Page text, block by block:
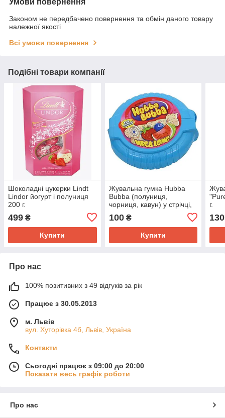
Умови повернення
Законом не передбачено повернення та обмін даного товару
належної якості
Всі умови повернення
Подібні товари компанії
Шоколадні цукерки Lindt
Lindor йогурт і полуниця
200 г.
499 ₴
Купити
Жувальна гумка Hubba
Bubba (полуниця,
чорниця, кавун) у стрічці,
100₴
Купити
г.
130
Про нас
100% позитивних з 49 відгуків за рік
Працює з 30.05.2013
м. Львів
вул. Хуторівка 4б, Львів, Україна
Контакти
Сьогодні працює з 09:00 до 20:00
Показати весь графік роботи
Про нас